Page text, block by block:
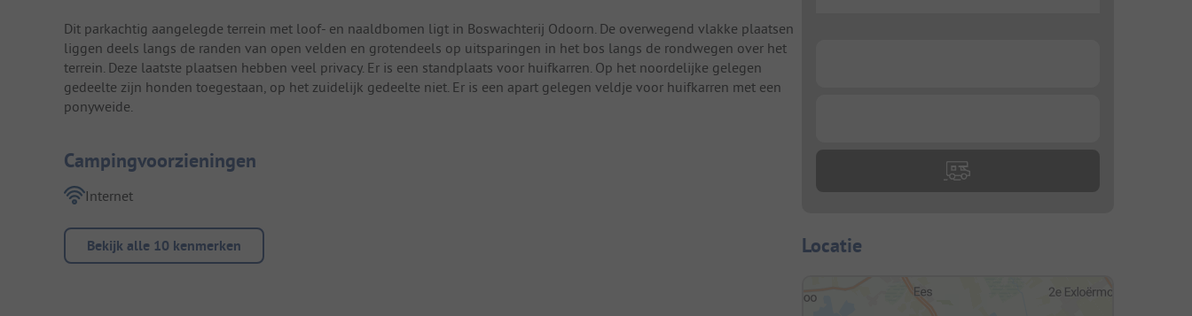
Dit parkachtig aangelegde terrein met loof- en naaldbomen ligt in Boswachterij Odoorn. De overwegend vlakke plaatsen
liggen deels langs de randen van open velden en grotendeels op uitsparingen in het bos langs de rondwegen over het
terrein. Deze laatste plaatsen hebben veel privacy. Er is een standplaats voor huifkarren. Op het noordelijke gelegen
gedeelte zijn honden toegestaan, op het zuidelijk gedeelte niet. Er is een apart gelegen veldje voor huifkarren met een
ponyweide.
Campingvoorzieningen
Internet
Bekijk alle 10 kenmerken Locatie